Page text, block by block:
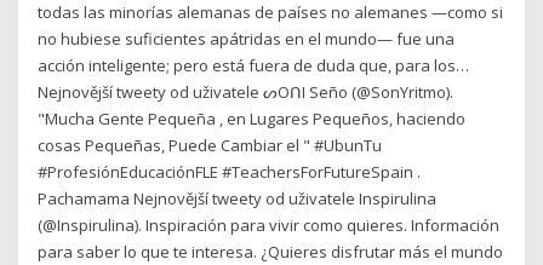
todas las minorías alemanas de países no alemanes —como si
no hubiese suficientes apátridas en el mundo— fue una
acción inteligente; pero está fuera de duda que, para los…
Nejnovější tweety od uživatele ᔕOᑎI Seño (@SonYritmo).
"Mucha Gente Pequeña , en Lugares Pequeños️, haciendo
cosas Pequeñas, Puede Cambiar el " #UbunTu
#ProfesiónEducaciónFLE #TeachersForFutureSpain .
Pachamama Nejnovější tweety od uživatele Inspirulina
(@Inspirulina). Inspiración para vivir como quieres. Información
para saber lo que te interesa. ¿Quieres disfrutar más el mundo